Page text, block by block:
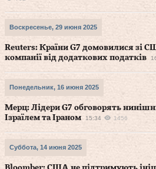
Воскресенье, 29 июня 2025
Reuters: Країни G7 домовилися зі
компанії від додаткових податків
Понедельник, 16 июня 2025
Мерц: Лідери G7 обговорять
Ізраїлем та Іраном
15:34 1456
Суббота, 14 июня 2025